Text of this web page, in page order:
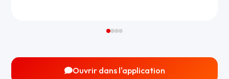
Ouvrir dans l'application